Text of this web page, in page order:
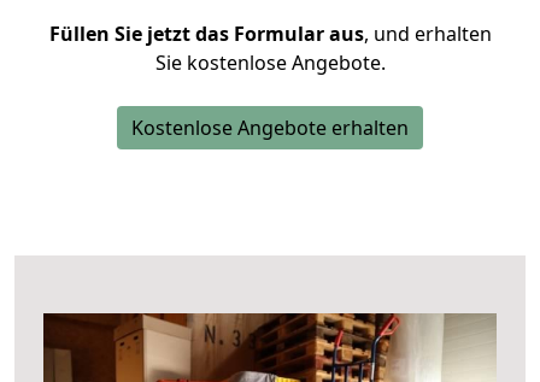
Füllen Sie jetzt das Formular aus, und erhalten
Sie kostenlose Angebote.
Kostenlose Angebote erhalten